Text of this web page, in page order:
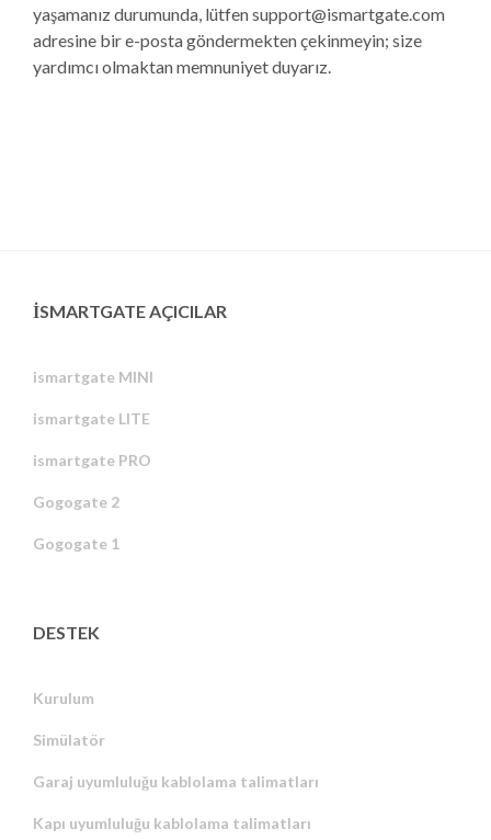
yaşamanız durumunda, lütfen support@ismartgate.com
adresine bir e-posta göndermekten çekinmeyin; size
yardımcı olmaktan memnuniyet duyarız.
ISMARTGATE AÇICILAR
ismartgate MINI
ismartgate LITE
ismartgate PRO
Gogogate 2
Gogogate 1
DESTEK
Kurulum
Simülatör
Garaj uyumluluğu kablolama talimatları
Kapı uyumluluğu kablolama talimatları